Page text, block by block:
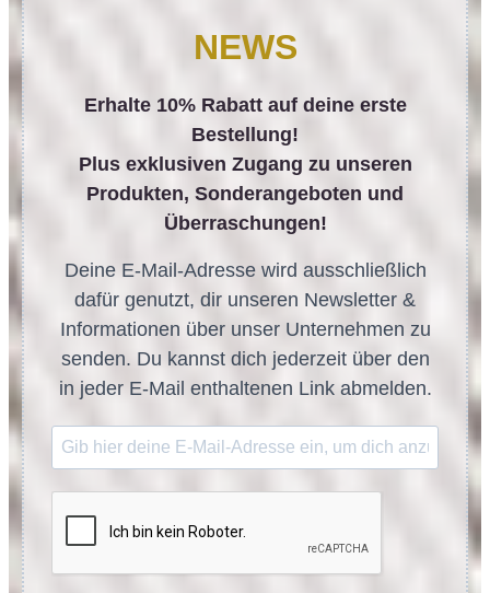
NEWS
Erhalte 10% Rabatt auf deine erste
Bestellung!
Plus exklusiven Zugang zu unseren
Produkten, Sonderangeboten und
Überraschungen!
Deine E-Mail-Adresse wird ausschließlich
dafür genutzt, dir unseren Newsletter &
Informationen über unser Unternehmen zu
senden. Du kannst dich jederzeit über den
in jeder E-Mail enthaltenen Link abmelden.